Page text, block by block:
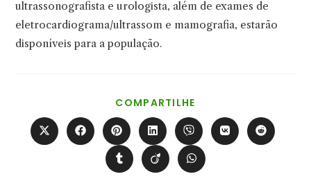
ultrassonografista e urologista, além de exames de
eletrocardiograma/ultrassom e mamografia, estarão
disponíveis para a população.
COMPARTILHE
ESTE
CONTEÚDO
Abre
em
Abre
em
Abre
em
uma
nova
janela
Abre
em
uma
nova
janela
Abre
em
uma
nova
janela
Abre
em
Abre
em
Abre
em
Abre
em
Abre
em